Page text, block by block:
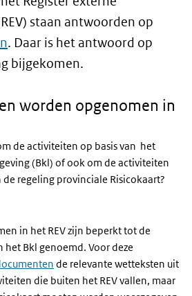
staan antwoorden op
. Daar is het antwoord op
bijgekomen.
worden opgenomen in
de activiteiten op basis van het
(Bkl) of ook om de activiteiten
regeling provinciale Risicokaart?
in het REV zijn beperkt tot de
het Bkl genoemd. Voor deze
de relevante wetteksten uit
die buiten het REV vallen, maar